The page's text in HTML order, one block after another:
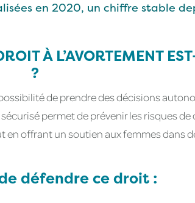
en 2020, un chiffre stable
À L’AVORTEMENT
?
de prendre des décisions
permet de prévenir les risques
en offrant un soutien aux femmes dans
défendre ce droit :